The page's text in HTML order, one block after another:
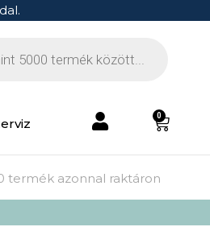
0
termék azonnal raktáron